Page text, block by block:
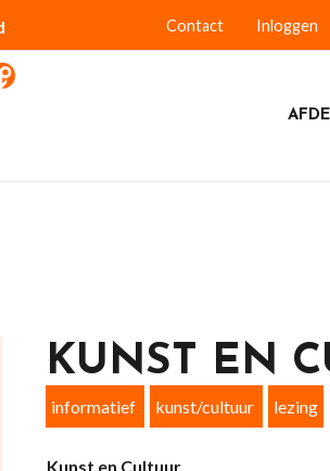
Contact Inloggen
KUNST EN
informatief kunst/cultuur lezing
Kunst en Cultuur